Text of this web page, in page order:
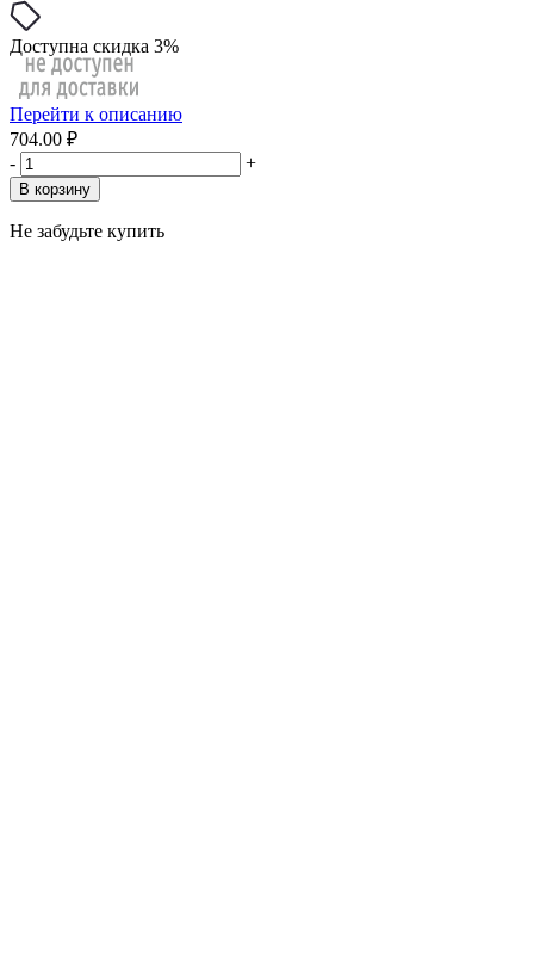
Доступна скидка 3%
Перейти к описанию
704.00 ₽
-
+
В корзину
Не забудьте купить